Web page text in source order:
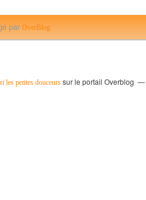
par OverBlog
les petites douceurs sur le portail Overblog